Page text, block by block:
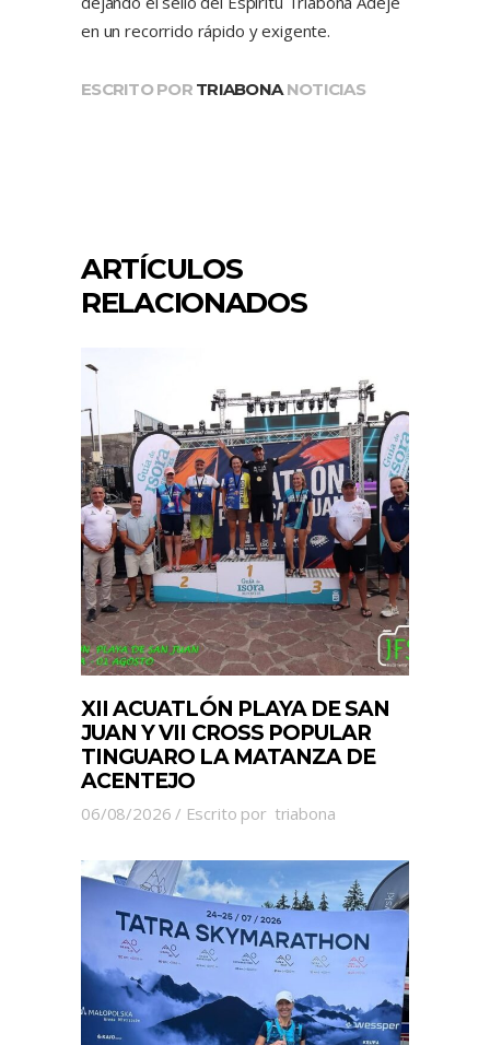
en un recorrido rápido y exigente.
ESCRITO POR TRIABONA NOTICIAS
ARTÍCULOS
RELACIONADOS
XII ACUATLÓN PLAYA DE SAN
JUAN Y VII CROSS POPULAR
TINGUARO LA MATANZA DE
ACENTEJO
06/08/2026 Escrito por triabona